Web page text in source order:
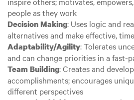
people as they work
Decision Making: Uses logic and
alternatives and make effective,
Adaptability/Agility: Tolerates
and can change priorities in a fast-
Team Building: Creates and
accomplishments; encourages
different perspectives